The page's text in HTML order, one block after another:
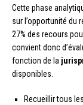
Cette phase
sur l’opportunité du
27% des recours
convient donc
fonction de la
disponibles.
Recueillir tous